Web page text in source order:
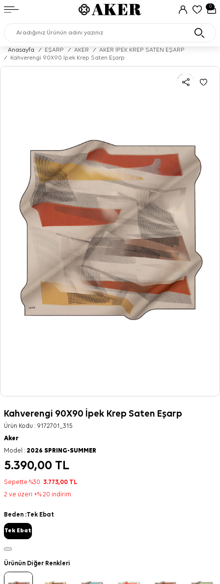
0
Anasayfa / EŞARP / AKER /
AKER İPEK KREP SATEN EŞARP
/
Kahverengi 90X90 İpek Krep Saten Eşarp
Kahverengi 90X90 İpek Krep Saten Eşarp
Ürün Kodu : 9172701_315
Aker
Model : 2026 SPRING-SUMMER
5.390,00 TL
Sepette %30 3.773,00 TL
2 ve üzeri +% 20 indirim
Beden :Tek Ebat
Tek Ebat
Ürünün Diğer Renkleri